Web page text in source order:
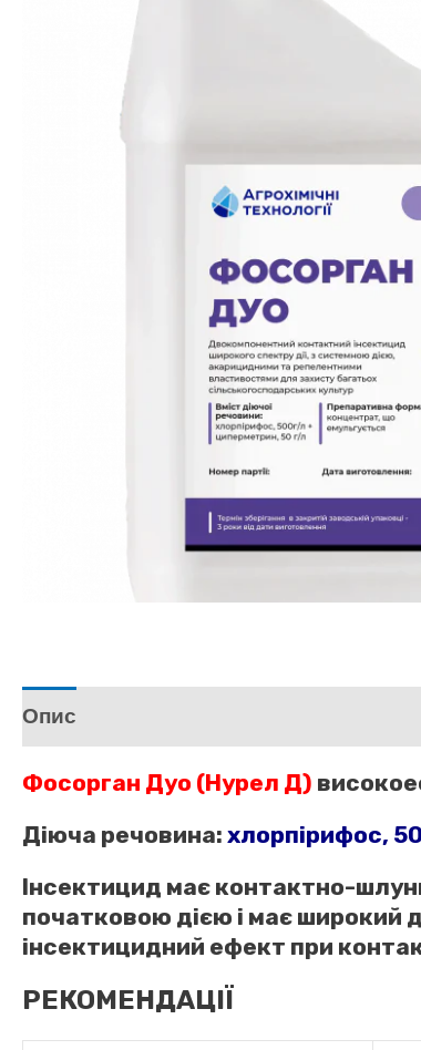
Опис
Фосорган Дуо (Нурел Д)
Діюча речовина: хлорпірифос,
Інсектицид має контактно-
початковою дією і має широкий
інсектицидний ефект при
РЕКОМЕНДАЦІЇ